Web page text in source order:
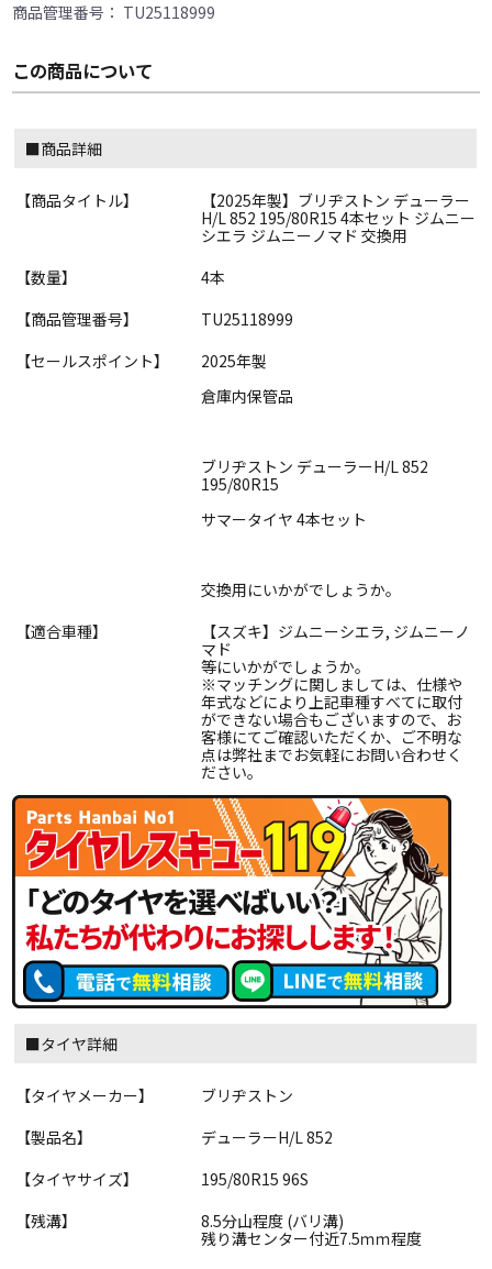
商品管理番号： TU25118999
この商品について
■商品詳細
【商品タイトル】
【2025年製】ブリヂストン デューラー
H/L 852 195/80R15 4本セット ジムニー
シエラ ジムニーノマド 交換用
【数量】
4本
【商品管理番号】
TU25118999
【セールスポイント】
2025年製
倉庫内保管品
ブリヂストン デューラーH/L 852
195/80R15
サマータイヤ 4本セット
交換用にいかがでしょうか。
【適合車種】
【スズキ】ジムニーシエラ, ジムニーノ
マド
等にいかがでしょうか。
※マッチングに関しましては、仕様や
年式などにより上記車種すべてに取付
ができない場合もございますので、お
客様にてご確認いただくか、ご不明な
点は弊社までお気軽にお問い合わせく
ださい。
■タイヤ詳細
【タイヤメーカー】
ブリヂストン
【製品名】
デューラーH/L 852
【タイヤサイズ】
195/80R15 96S
【残溝】
8.5分山程度 (バリ溝)
残り溝センター付近7.5ｍｍ程度